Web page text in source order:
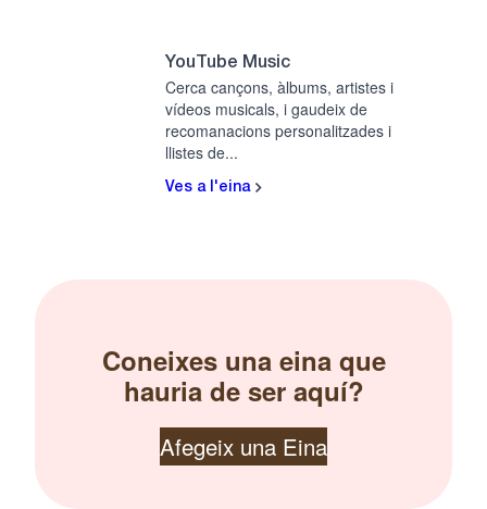
YouTube Music
Cerca cançons, àlbums, artistes i
vídeos musicals, i gaudeix de
recomanacions personalitzades i
llistes de...
Ves a l'eina
Coneixes una eina que
hauria de ser aquí?
Afegeix una Eina